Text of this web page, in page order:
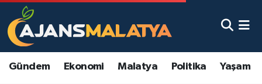
Gündem Ekonomi Malatya Politika Yaşam
Asayiş
Malatya Nöbetçi Eczaneler